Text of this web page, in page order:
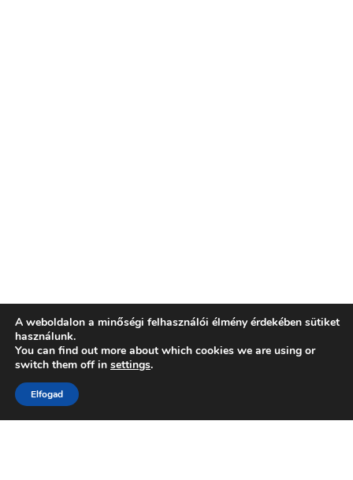
Család
A weboldalon a minőségi felhasználói élmény érdekében sütiket
használunk.
You can find out more about which cookies we are using or
switch them off in settings.
Elfogad